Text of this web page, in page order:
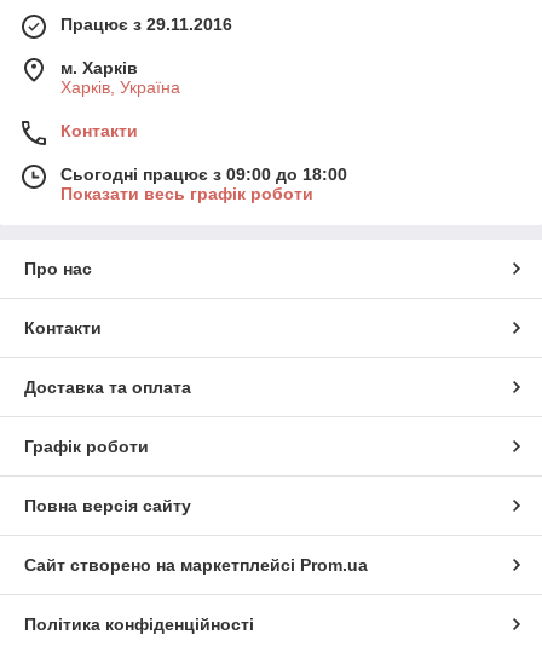
Працює з 29.11.2016
м. Харків
Харків, Україна
Контакти
Сьогодні працює з 09:00 до 18:00
Показати весь графік роботи
Про нас
Контакти
Доставка та оплата
Графік роботи
Повна версія сайту
Сайт створено на маркетплейсі Prom.ua
Політика конфіденційності